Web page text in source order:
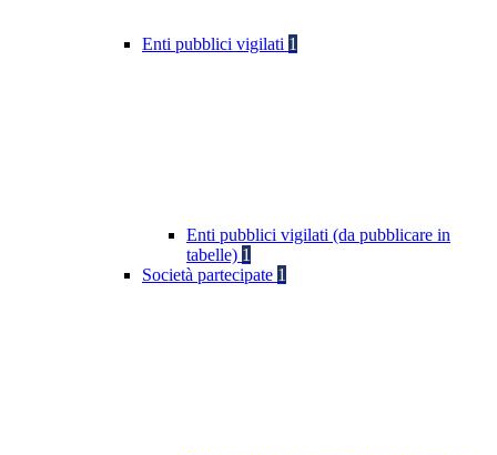
Enti pubblici vigilati 1
Enti pubblici vigilati (da pubblicare in
tabelle) 1
Società partecipate 1